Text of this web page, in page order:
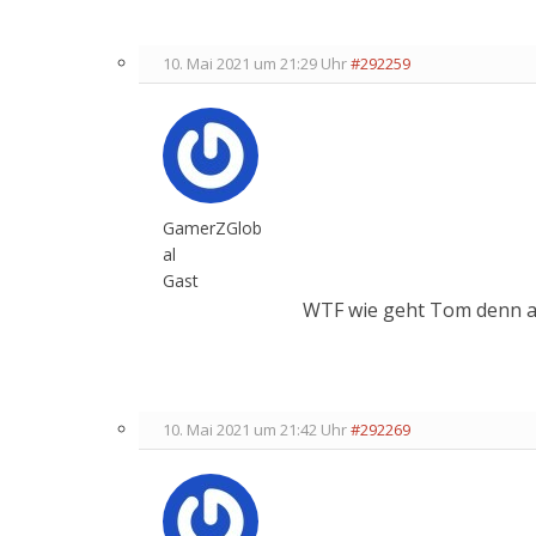
10. Mai 2021 um 21:29 Uhr#292259
GamerZGlob
al
Gast
WTF wie geht Tom denn
10. Mai 2021 um 21:42 Uhr#292269